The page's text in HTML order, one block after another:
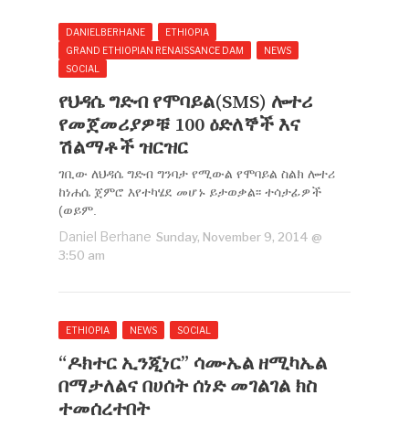
DANIELBERHANE
ETHIOPIA
GRAND ETHIOPIAN RENAISSANCE DAM
NEWS
SOCIAL
የህዳሴ ግድብ የሞባይል(SMS) ሎተሪ
የመጀመሪያዎቹ 100 ዕድለኞች እና
ሽልማቶች ዝርዝር
ገቢው ለህዳሴ ግድብ ግንባታ የሚውል የሞባይል ስልክ ሎተሪ
ከነሐሴ ጀምሮ እየተካሄደ መሆኑ ይታወቃል፡፡ ተሳታፊዎች
(ወይም.
Daniel Berhane Sunday, November 9, 2014 @
3:50 am
ETHIOPIA NEWS SOCIAL
“ዶክተር ኢንጂነር” ሳሙኤል ዘሚካኤል
በማታለልና በሀሰት ሰነድ መገልገል ክስ
ተመሰረተበት